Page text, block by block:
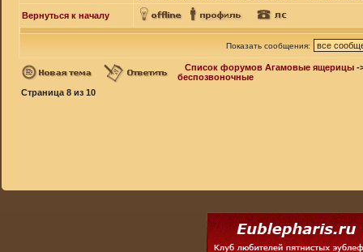
Вернуться к началу
Показать сообщения:
Список форумов Агамовые ящерицы -
беспозвоночные
Страница 8 из 10